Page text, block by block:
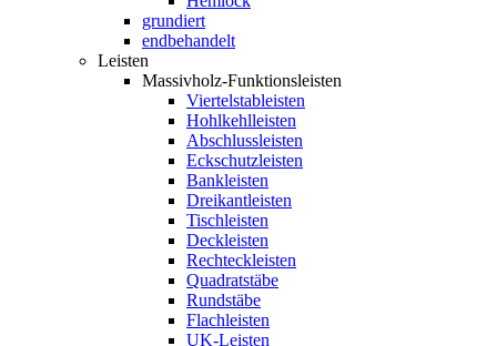
grundiert
endbehandelt
Leisten
Massivholz-Funktionsleisten
Viertelstableisten
Hohlkehlleisten
Abschlussleisten
Eckschutzleisten
Bankleisten
Dreikantleisten
Tischleisten
Deckleisten
Rechteckleisten
Quadratstäbe
Rundstäbe
Flachleisten
UK-Leisten